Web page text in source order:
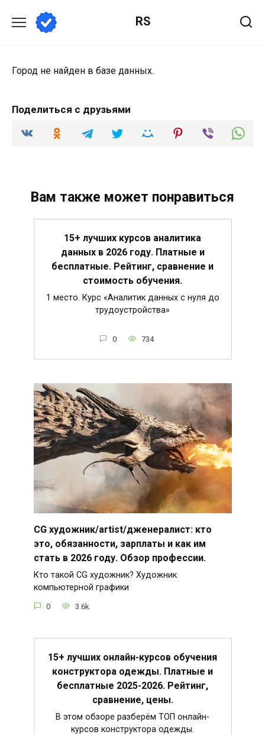
содержанию
RS
Город не найден в базе данных.
Поделиться с друзьями
Вам также может понравиться
15+ лучших курсов аналитика
данных в 2026 году. Платные и
бесплатные. Рейтинг, сравнение и
стоимость обучения.
1 место. Курс «Аналитик данных с нуля до
трудоустройства»
0 734
CG художник/artist/дженералист: кто
это, обязанности, зарплаты и как им
стать в 2026 году. Обзор профессии.
Кто такой CG художник? Художник
компьютерной графики
0 3.6k.
15+ лучших онлайн-курсов обучения
конструктора одежды. Платные и
бесплатные 2025-2026. Рейтинг,
сравнение, цены.
В этом обзоре разберём ТОП онлайн-
курсов конструктора одежды.